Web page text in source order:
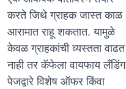
करते जिथे ग्राहक जास्त काळ
आरामात राहू शकतात. यामुळे
केवळ ग्राहकांची व्यस्तता वाढत
नाही तर कॅफेला वायफाय लँडिंग
पेजद्वारे विशेष ऑफर किंवा